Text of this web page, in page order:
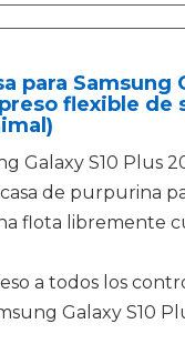
para
flexible de
Galaxy S10 Plus
de purpurina
flota libremente
a todos los
Galaxy S10